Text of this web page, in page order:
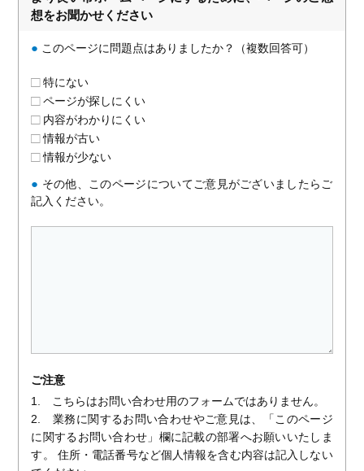
想をお聞かせください
● このページに問題点はありましたか？（複数回答可）
特にない
ページが探しにくい
内容がわかりにくい
情報が古い
情報が少ない
● その他、このページについてご意見がございましたらご
記入ください。
ご注意
1. こちらはお問い合わせ用のフォームではありません。
2. 業務に関するお問い合わせやご意見は、「このページ
に関するお問い合わせ」欄に記載の部署へお願いいたしま
す。 住所・電話番号など個人情報を含む内容は記入しない